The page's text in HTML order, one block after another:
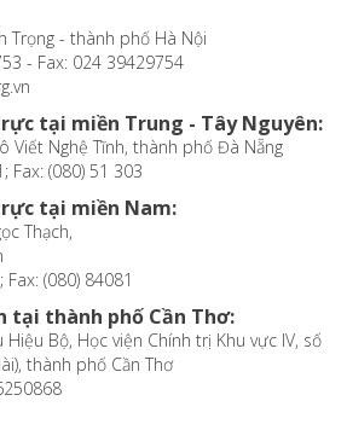
Trọng - thành phố Hà Nội
- Fax: 024 39429754
tại miền Trung - Tây Nguyên:
Viết Nghệ Tĩnh, thành phố Đà Nẵng
Fax: (080) 51 303
tại miền Nam:
Thạch,
(080) 84081
tại thành phố Cần Thơ:
Bộ, Học viện Chính trị Khu vực IV, số
thành phố Cần Thơ